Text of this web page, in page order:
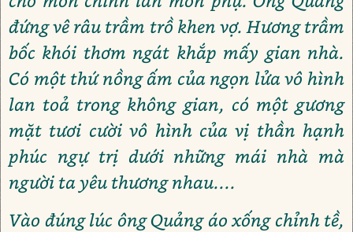
đứng vê râu trầm trồ khen vợ. Hương trầm
bốc khói thơm ngát khắp mấy gian nhà.
Có một thứ nồng ấm của ngọn lửa vô hình
lan toả trong không gian, có một gương
mặt tươi cười vô hình của vị thần hạnh
phúc ngự trị dưới những mái nhà mà
người ta yêu thương nhau....
Vào đúng lúc ông Quảng áo xống chỉnh tề,